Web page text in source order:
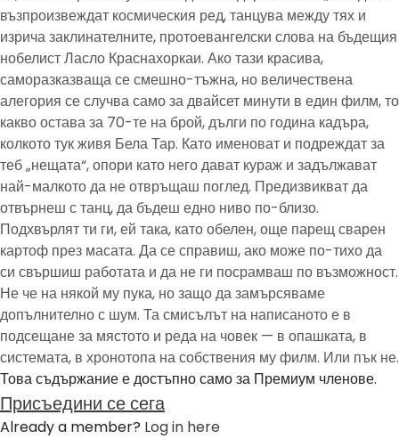
възпроизвеждат космическия ред, танцува между тях и
изрича заклинателните, протоевангелски слова на бъдещия
нобелист Ласло Краснахоркаи. Ако тази красива,
саморазказваща се смешно-тъжна, но величествена
алегория се случва само за двайсет минути в един филм, то
какво остава за 70-те на брой, дълги по година кадъра,
колкото тук живя Бела Тар. Като именоват и подреждат за
теб „нещата“, опори като него дават кураж и задължават
най-малкото да не отвръщаш поглед. Предизвикват да
отвърнеш с танц, да бъдеш едно ниво по-близо.
Подхвърлят ти ги, ей така, като обелен, още парещ сварен
картоф през масата. Да се справиш, ако може по-тихо да
си свършиш работата и да не ги посрамваш по възможност.
Не че на някой му пука, но защо да замърсяваме
допълнително с шум. Та смисълът на написаното е в
подсещане за мястото и реда на човек — в опашката, в
системата, в хронотопа на собствения му филм. Или пък не.
Това съдържание е достъпно само за Премиум членове.
Присъедини се сега
Already a member? Log in here